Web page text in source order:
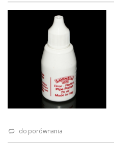
do porównania